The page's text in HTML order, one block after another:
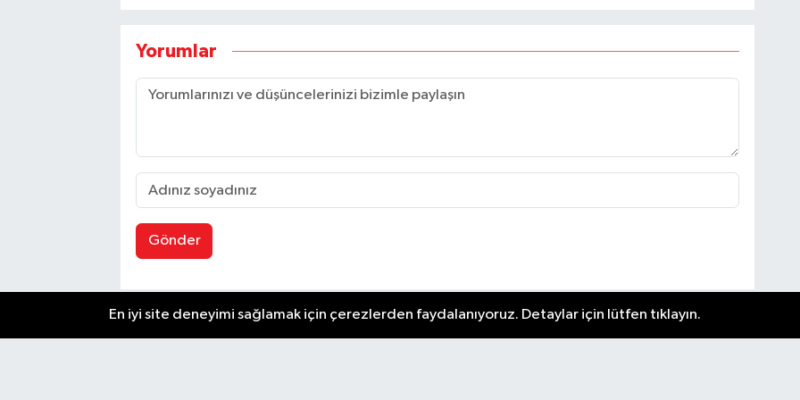
Yorumlar
Gönder
En iyi site deneyimi sağlamak için çerezlerden faydalanıyoruz. Detaylar için lütfen tıklayın.